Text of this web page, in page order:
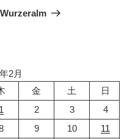
2月
金 土
日
1
2 3
4
9 10
11